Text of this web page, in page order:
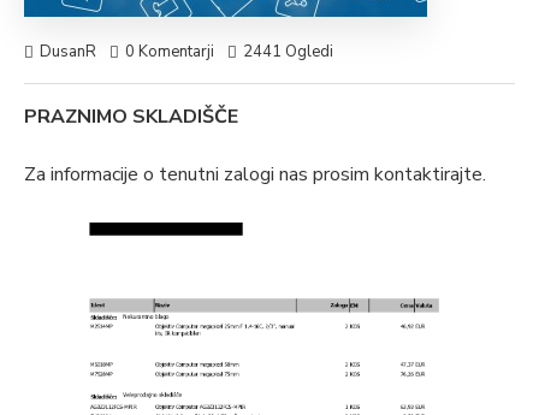
DusanR 0 Komentarji 2441 Ogledi
PRAZNIMO SKLADIŠČE
Za informacije o tenutni zalogi nas prosim kontaktirajte.